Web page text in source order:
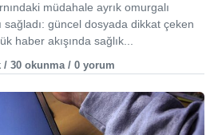
müdahale ayrık omurgalı
sağladı: güncel dosyada dikkat çeken
haber akışında sağlık...
30 okunma / 0 yorum